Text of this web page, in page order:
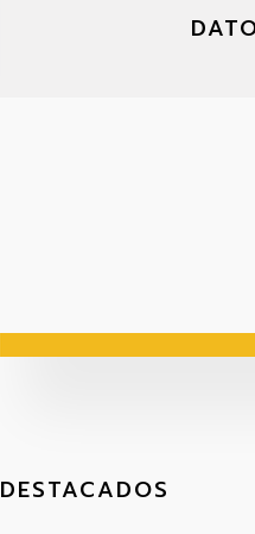
DESTACADOS